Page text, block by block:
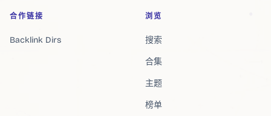
合作链接
Backlink Dirs
浏览
搜索
合集
主题
榜单